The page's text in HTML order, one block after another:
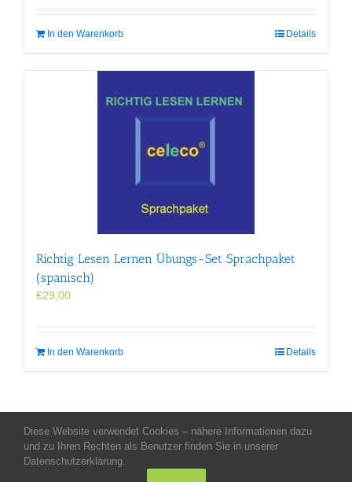
In den Warenkorb Details
Richtig Lesen Lernen Übungs-Set Sprachpaket
(spanisch)
€29,00
In den Warenkorb Details
Allgemeine Geschäftsbedingungen -Impressum-Datenschutz-
Kontakt- Copyright celeco®
Diese Website verwendet Cookies – nähere Informationen dazu
und zu Ihren Rechten als Benutzer finden Sie in unserer
Datenschutzerklärung.